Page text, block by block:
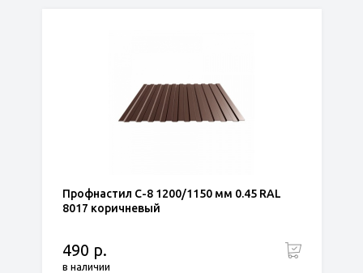
Профнастил С-8 1200/1150 мм 0.45 RAL
8017 коричневый
490 р.
в наличии